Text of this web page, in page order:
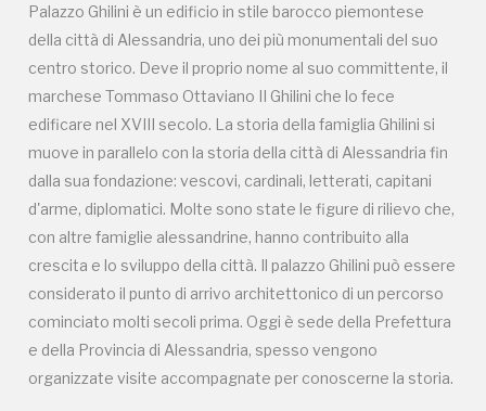
Palazzo Ghilini è un edificio in stile barocco piemontese
della città di Alessandria, uno dei più monumentali del suo
centro storico. Deve il proprio nome al suo committente, il
marchese Tommaso Ottaviano II Ghilini che lo fece
edificare nel XVIII secolo. La storia della famiglia Ghilini si
muove in parallelo con la storia della città di Alessandria fin
dalla sua fondazione: vescovi, cardinali, letterati, capitani
d'arme, diplomatici. Molte sono state le figure di rilievo che,
con altre famiglie alessandrine, hanno contribuito alla
crescita e lo sviluppo della città. Il palazzo Ghilini può essere
considerato il punto di arrivo architettonico di un percorso
cominciato molti secoli prima. Oggi è sede della Prefettura
e della Provincia di Alessandria, spesso vengono
organizzate visite accompagnate per conoscerne la storia.
Giornata FAI d'Autunno
I Luoghi del Cuore